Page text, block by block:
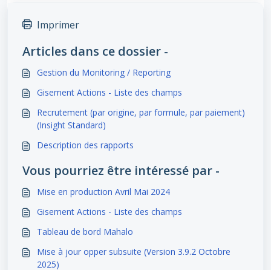
Imprimer
Articles dans ce dossier -
Gestion du Monitoring / Reporting
Gisement Actions - Liste des champs
Recrutement (par origine, par formule, par paiement)
(Insight Standard)
Description des rapports
Vous pourriez être intéressé par -
Mise en production Avril Mai 2024
Gisement Actions - Liste des champs
Tableau de bord Mahalo
Mise à jour opper subsuite (Version 3.9.2 Octobre
2025)